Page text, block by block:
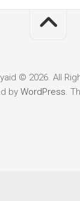
© 2026. All
by WordPress.